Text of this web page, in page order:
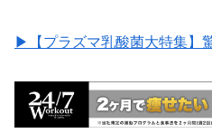
▶︎【プラズマ乳酸菌大特集】